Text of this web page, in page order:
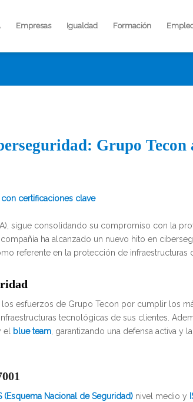
Empresas Igualdad Formación
Grupo
certificaciones clave
sigue consolidando su compromiso con la
ha alcanzado un nuevo hito en
referente en la protección de infraestructuras
esfuerzos de Grupo Tecon por cumplir los
tecnológicas de sus clientes.
el blue team , garantizando una defensa activa y
(Esquema Nacional de Seguridad) nivel medio y